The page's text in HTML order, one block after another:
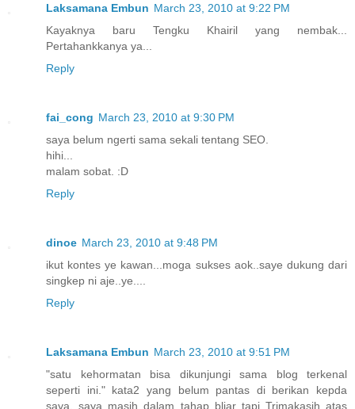
Laksamana Embun March 23, 2010 at 9:22 PM
Kayaknya baru Tengku Khairil yang nembak...
Pertahankkanya ya...
Reply
fai_cong March 23, 2010 at 9:30 PM
saya belum ngerti sama sekali tentang SEO.
hihi...
malam sobat. :D
Reply
dinoe March 23, 2010 at 9:48 PM
ikut kontes ye kawan...moga sukses aok..saye dukung dari
singkep ni aje..ye....
Reply
Laksamana Embun March 23, 2010 at 9:51 PM
"satu kehormatan bisa dikunjungi sama blog terkenal
seperti ini." kata2 yang belum pantas di berikan kepda
saya, saya masih dalam tahap bljar tapi Trimakasih atas